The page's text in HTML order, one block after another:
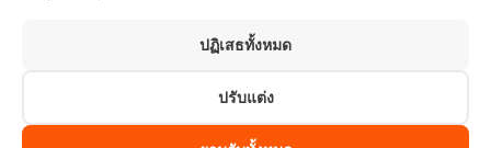
All rights reserved 2025. Digital Government Development Agency
ปฏิเสธทั้งหมด
ปรับแต่ง